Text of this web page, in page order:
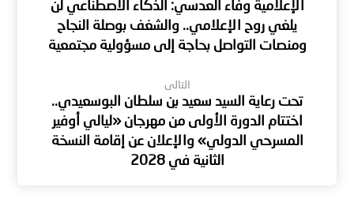
الإعلامية وفاء العدسي: الذكاء الاصطناعي لن
يلغي روح الإعلامي.. والشغف بوصلة النجاح
ومنصات التواصل بحاجة إلى مسؤولية مجتمعية
التالى
تحت رعاية السيد سعيد بن سلطان البوسعيدي..
اختتام الدورة الأولى من مهرجان «ليالي أوفير
المسرحي الدولي» والإعلان عن إقامة النسخة
الثانية في 2028